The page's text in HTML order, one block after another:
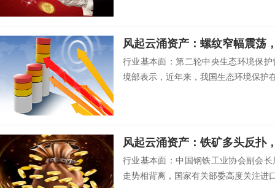
风起云涌资产：螺纹窄幅震荡
行业基本面：第二轮中央生态环境保
境部表示，近年来，我国生态环境保护
风起云涌资产：铁矿多头反扑
行业基本面：中国钢铁工业协会副会
走势相背离，国家有关部委高度关注进